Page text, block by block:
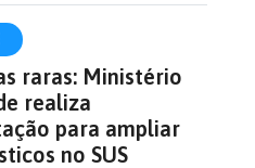
raras: Ministério
realiza
para ampliar
no SUS